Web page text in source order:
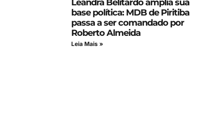
Leandra Belitardo amplia sua
base política: MDB de Piritiba
passa a ser comandado por
Roberto Almeida
Leia Mais »